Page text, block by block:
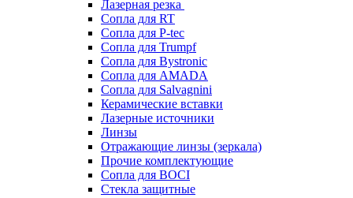
Лазерная резка
Сопла для RT
Сопла для P-tec
Сопла для Trumpf
Сопла для Bystronic
Сопла для AMADA
Сопла для Salvagnini
Керамические вставки
Лазерные источники
Линзы
Отражающие линзы (зеркала)
Прочие комплектующие
Сопла для BOCI
Стекла защитные